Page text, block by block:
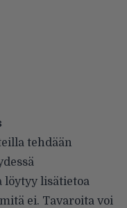
tehdään
lisätietoa
ei. Tavaroita voi